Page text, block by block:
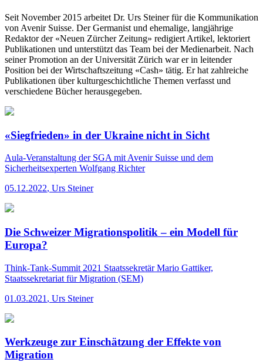
Seit November 2015 arbeitet Dr. Urs Steiner für die Kommunikation
von Avenir Suisse. Der Germanist und ehemalige, langjährige
Redaktor der «Neuen Zürcher Zeitung» redigiert Artikel, lektoriert
Publikationen und unterstützt das Team bei der Medienarbeit. Nach
seiner Promotion an der Universität Zürich war er in leitender
Position bei der Wirtschaftszeitung «Cash» tätig. Er hat zahlreiche
Publikationen über kulturgeschichtliche Themen verfasst und
verschiedene Bücher herausgegeben.
«Siegfrieden» in der Ukraine nicht in Sicht
Aula-Veranstaltung der SGA mit Avenir Suisse und dem
Sicherheitsexperten Wolfgang Richter
05.12.2022, Urs Steiner
Die Schweizer Migrationspolitik – ein Modell für
Europa?
Think-Tank-Summit 2021 Staatssekretär Mario Gattiker,
Staatssekretariat für Migration (SEM)
01.03.2021 , Urs Steiner
Werkzeuge zur Einschätzung der Effekte von
Migration